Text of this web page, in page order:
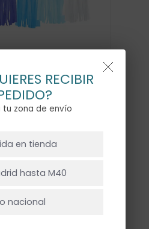
TASSEL AZUL
¡Armala tu mismo!
RECIBIR
tu zona de envío
en tienda
hasta M40
nacional